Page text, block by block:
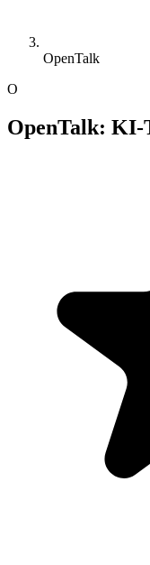
OpenTalk
O
OpenTalk: KI-